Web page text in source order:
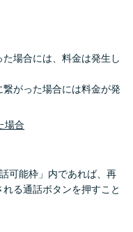
内容を入力してくださ
時を指定」「購入後に日
の詳細は
、「日時を指定」「購入
日時に、それぞれ画面下
話の準備をしてくださ
方は、ダウンロードしロ
場合には、料金は発生し
がった場合には料金が発
場合
可能枠」内であれば、再
る通話ボタンを押すこと